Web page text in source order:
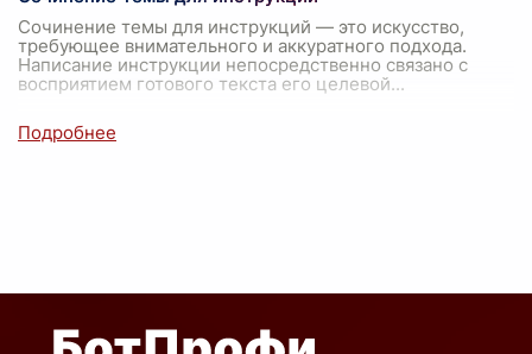
Сочинение темы для инструкций — это искусство,
требующее внимательного и аккуратного подхода.
Написание инструкции непосредственно связано с
восприятием готового текста его целевой...